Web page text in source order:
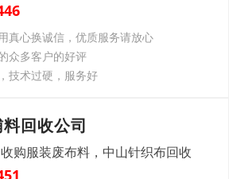
真心换诚信，优质服务请放心
众多客户的好评
技术过硬，服务好
回收公司
购服装废布料，中山针织布回收